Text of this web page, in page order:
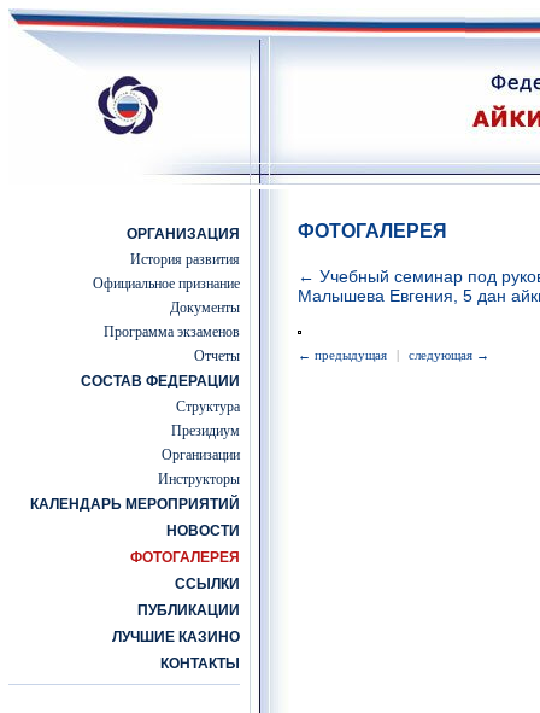
ОРГАНИЗАЦИЯ
История развития
Официальное признание
Документы
Программа экзаменов
Отчеты
СОСТАВ ФЕДЕРАЦИИ
Структура
Президиум
Организации
Инструкторы
КАЛЕНДАРЬ МЕРОПРИЯТИЙ
НОВОСТИ
ФОТОГАЛЕРЕЯ
ССЫЛКИ
ПУБЛИКАЦИИ
ЛУЧШИЕ КАЗИНО
КОНТАКТЫ
ФОТОГАЛЕРЕЯ
← Учебный семинар под
Малышева Евгения, 5 дан
← предыдущая | следующая →